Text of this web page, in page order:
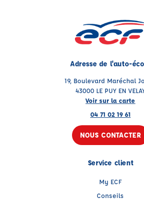
Adresse de l'auto-
19, Boulevard Maréchal
43000 LE PUY EN
Voir sur la carte
04 71 02 19 61
NOUS CONTACTER
Service client
My ECF
Conseils